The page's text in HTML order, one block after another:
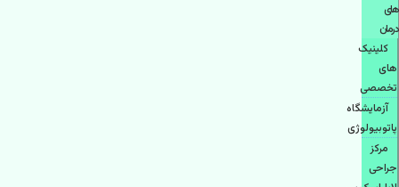
های
درمان
کلینیک
های
تخصصی
آزمایشگاه
پاتوبیولوژی
مرکز
جراحی